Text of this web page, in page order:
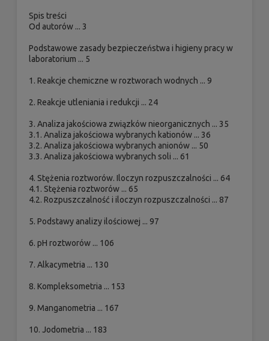
Spis treści
Od autorów ... 3
Podstawowe zasady bezpieczeństwa i higieny pracy w
laboratorium ... 5
1. Reakcje chemiczne w roztworach wodnych ... 9
2. Reakcje utleniania i redukcji ... 24
3. Analiza jakościowa związków nieorganicznych ... 35
3.1. Analiza jakościowa wybranych kationów ... 36
3.2. Analiza jakościowa wybranych anionów ... 50
3.3. Analiza jakościowa wybranych soli ... 61
4. Stężenia roztworów. Iloczyn rozpuszczalności ... 64
4.1. Stężenia roztworów ... 65
4.2. Rozpuszczalność i iloczyn rozpuszczalności ... 87
5. Podstawy analizy ilościowej ... 97
6. pH roztworów ... 106
7. Alkacymetria ... 130
8. Kompleksometria ... 153
9. Manganometria ... 167
10. Jodometria ... 183